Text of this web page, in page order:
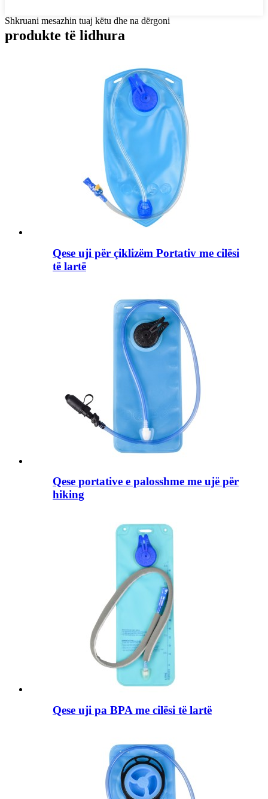
Shkruani mesazhin tuaj këtu dhe na dërgoni
produkte të lidhura
Qese uji për çiklizëm Portativ me cilësi
të lartë
Qese portative e palosshme me ujë për
hiking
Qese uji pa BPA me cilësi të lartë